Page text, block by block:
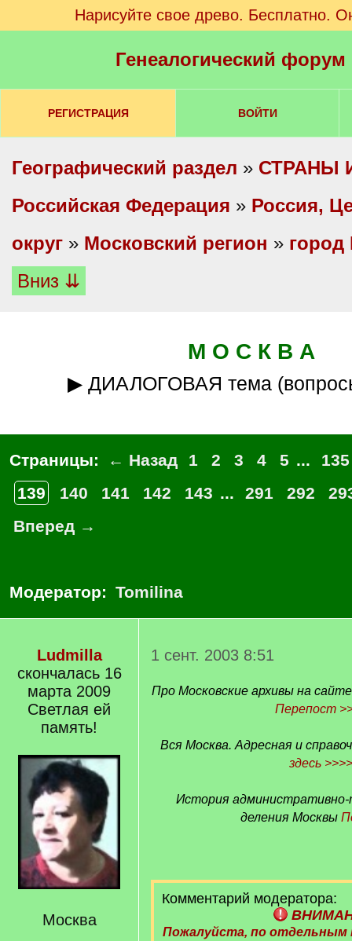
Нарисуйте свое древо. Бесплатно.
Генеалогический
РЕГИСТРАЦИЯ ВОЙТИ
Географический раздел » СТРАНЫ
Российская Федерация » Россия,
округ » Московский регион » город
Вниз ⇊
М О С К В А
▶ ДИАЛОГОВАЯ тема
Страницы: ← Назад 1 2 3 4 5 ...
135
139
140 141 142 143 ... 291 292
Вперед →
Модератор: Tomilina
Ludmilla
скончалась 16
марта 2009
Светлая ей
память!
Москва
1 сент. 2003 8:51
Про Московские архивы на
Перепост
Вся Москва. Адресная и
здесь >>>>
История
деления Москвы
Комментарий модератора:
Пожалуйста, по отдельным